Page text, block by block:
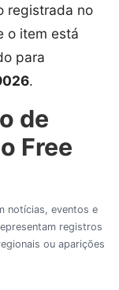
registrada no
o item está
para
.
de
Free
notícias, eventos e
registros
ou aparições